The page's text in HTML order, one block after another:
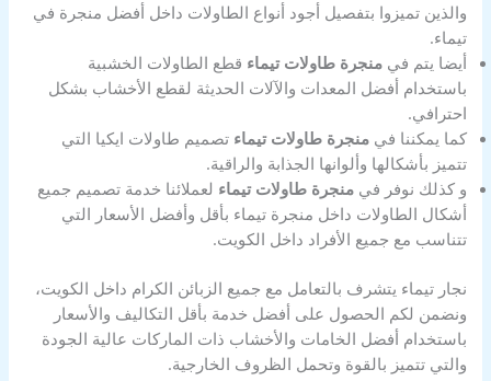
والذين تميزوا بتفصيل أجود أنواع الطاولات داخل أفضل منجرة في
تيماء.
أيضا يتم فيمنجرة طاولات تيماء قطع الطاولات الخشبية
باستخدام أفضل المعدات والآلات الحديثة لقطع الأخشاب بشكل
احترافي.
كما يمكننا فيمنجرة طاولات تيماء تصميم طاولات ايكيا التي
تتميز بأشكالها وألوانها الجذابة والراقية.
و كذلك نوفر فيمنجرة طاولات تيماء لعملائنا خدمة تصميم جميع
أشكال الطاولات داخل منجرة تيماء بأقل وأفضل الأسعار التي
تتناسب مع جميع الأفراد داخل الكويت.
نجار تيماء يتشرف بالتعامل مع جميع الزبائن الكرام داخل الكويت،
ونضمن لكم الحصول على أفضل خدمة بأقل التكاليف والأسعار
باستخدام أفضل الخامات والأخشاب ذات الماركات عالية الجودة
والتي تتميز بالقوة وتحمل الظروف الخارجية.